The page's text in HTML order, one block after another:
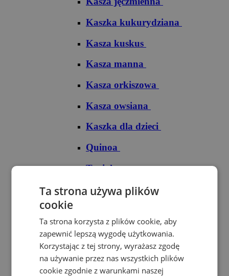
Kaszka kukurydziana
Kasza kuskus
Kasza manna
Kasza orkiszowa
Kasza owsiana
Kaszka dla dzieci
Quinoa
Tapioka
Ryże
Ryż basmati
Ryż biały
Ryż brązowy
Ta strona używa plików
cookie
Ta strona korzysta z plików cookie, aby
zapewnić lepszą wygodę użytkowania.
Korzystając z tej strony, wyrażasz zgodę
na używanie przez nas wszystkich plików
cookie zgodnie z warunkami naszej